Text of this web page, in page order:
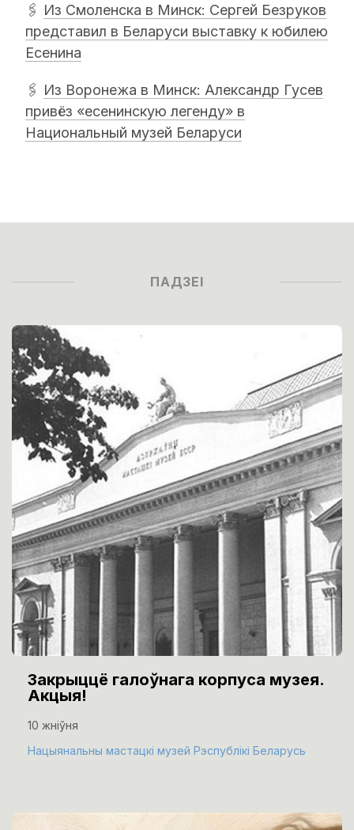
🖇 Из Смоленска в Минск: Сергей Безруков
представил в Беларуси выставку к юбилею
Есенина
🖇 Из Воронежа в Минск: Александр Гусев
привёз «есенинскую легенду» в
Национальный музей Беларуси
ПАДЗЕІ
Закрыццё галоўнага корпуса музея.
Акцыя!
10 жніўня
Нацыянальны мастацкі музей Рэспублікі Беларусь